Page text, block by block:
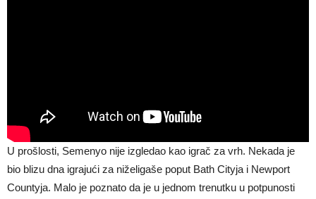
U prošlosti, Semenyo nije izgledao kao igrač za vrh. Nekada je
bio blizu dna igrajući za niželigaše poput Bath Cityja i Newport
Countyja. Malo je poznato da je u jednom trenutku u potpunosti